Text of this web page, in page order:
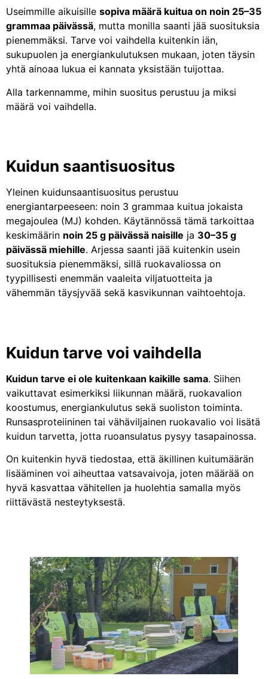
Useimmille aikuisille sopiva määrä kuitua on noin 25–35
grammaa päivässä, mutta monilla saanti jää suosituksia
pienemmäksi. Tarve voi vaihdella kuitenkin iän,
sukupuolen ja energiankulutuksen mukaan, joten täysin
yhtä ainoaa lukua ei kannata yksistään tuijottaa.
Alla tarkennamme, mihin suositus perustuu ja miksi
määrä voi vaihdella.
Kuidun saantisuositus
Yleinen kuidunsaantisuositus perustuu
energiantarpeeseen: noin 3 grammaa kuitua jokaista
megajoulea (MJ) kohden. Käytännössä tämä tarkoittaa
keskimäärin noin 25 g päivässä naisille ja 30–35 g
päivässä miehille. Arjessa saanti jää kuitenkin usein
suosituksia pienemmäksi, sillä ruokavaliossa on
tyypillisesti enemmän vaaleita viljatuotteita ja
vähemmän täysjyvää sekä kasvikunnan vaihtoehtoja.
Kuidun tarve voi vaihdella
Kuidun tarve ei ole kuitenkaan kaikille sama. Siihen
vaikuttavat esimerkiksi liikunnan määrä, ruokavalion
koostumus, energiankulutus sekä suoliston toiminta.
Runsasproteiininen tai vähäviljainen ruokavalio voi lisätä
kuidun tarvetta, jotta ruoansulatus pysyy tasapainossa.
On kuitenkin hyvä tiedostaa, että äkillinen kuitumäärän
lisääminen voi aiheuttaa vatsavaivoja, joten määrää on
hyvä kasvattaa vähitellen ja huolehtia samalla myös
riittävästä nesteytyksestä.